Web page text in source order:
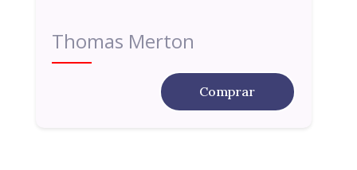
Thomas Merton
Comprar